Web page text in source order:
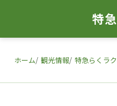
特
ホーム 観光情報 特急らくラ